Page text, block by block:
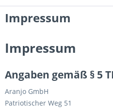
Impressum
Impressum
Angaben gemäß § 5
Aranjo GmbH
Patriotischer Weg 51